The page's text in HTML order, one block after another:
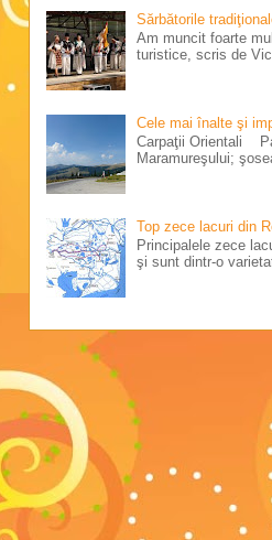
Sărbătorile
Am muncit foarte
turistice, scris de
Cele mai înalte şi
Carpaţii Orientali
Maramureşului;
Top zece lacuri din
Principalele zece
şi sunt dintr-o